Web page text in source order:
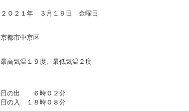
２０２１年 ３月１９日 金曜日
京都市中京区
最高気温１９度、最低気温２度
日の出 ６時０２分
日の入 １８時０８分